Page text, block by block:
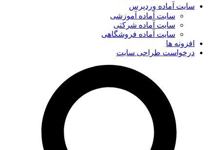
سایت آماده وردپرس
سایت آماده آموزشی
سایت آماده شرکتی
سایت آماده فروشگاهی
افزونه ها
درخواست طراحی سایت